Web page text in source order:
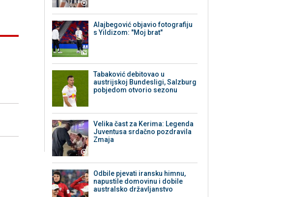
Alajbegović objavio fotografiju
s Yildizom: "Moj brat"
Tabaković debitovao u
austrijskoj Bundesligi, Salzburg
pobjedom otvorio sezonu
Velika čast za Kerima: Legenda
Juventusa srdačno pozdravila
Zmaja
Odbile pjevati iransku himnu,
napustile domovinu i dobile
australsko državljanstvo